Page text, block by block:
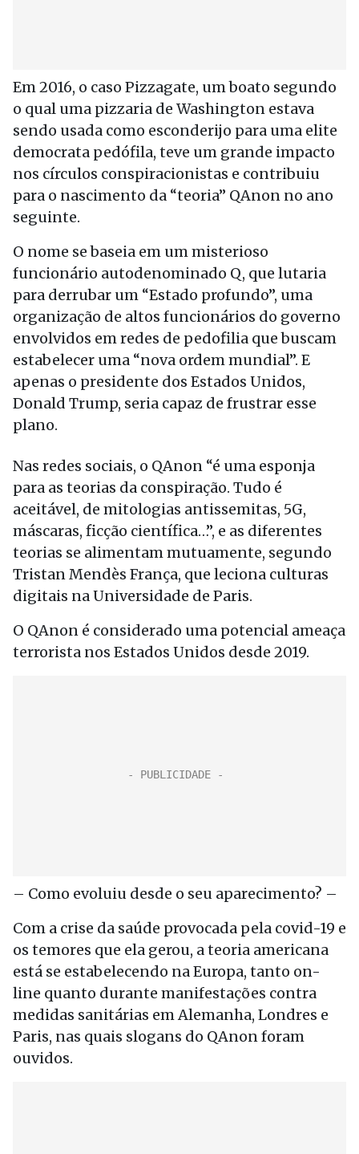
Em 2016, o caso Pizzagate, um boato segundo
o qual uma pizzaria de Washington estava
sendo usada como esconderijo para uma elite
democrata pedófila, teve um grande impacto
nos círculos conspiracionistas e contribuiu
para o nascimento da “teoria” QAnon no ano
seguinte.
O nome se baseia em um misterioso
funcionário autodenominado Q, que lutaria
para derrubar um “Estado profundo”, uma
organização de altos funcionários do governo
envolvidos em redes de pedofilia que buscam
estabelecer uma “nova ordem mundial”. E
apenas o presidente dos Estados Unidos,
Donald Trump, seria capaz de frustrar esse
plano.
Nas redes sociais, o QAnon “é uma esponja
para as teorias da conspiração. Tudo é
aceitável, de mitologias antissemitas, 5G,
máscaras, ficção científica…”, e as diferentes
teorias se alimentam mutuamente, segundo
Tristan Mendès França, que leciona culturas
digitais na Universidade de Paris.
O QAnon é considerado uma potencial ameaça
terrorista nos Estados Unidos desde 2019.
– Como evoluiu desde o seu aparecimento? –
Com a crise da saúde provocada pela covid-19 e
os temores que ela gerou, a teoria americana
está se estabelecendo na Europa, tanto on-
line quanto durante manifestações contra
medidas sanitárias em Alemanha, Londres e
Paris, nas quais slogans do QAnon foram
ouvidos.